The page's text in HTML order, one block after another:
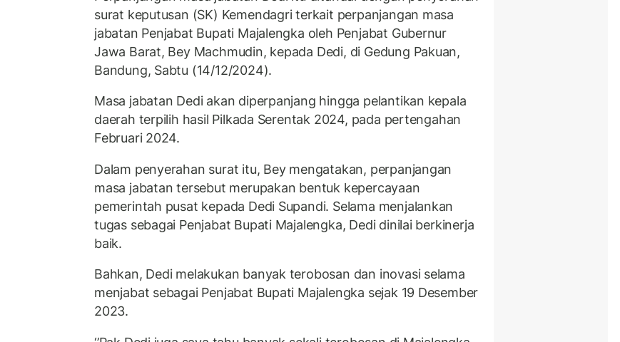
surat keputusan (SK) Kemendagri terkait perpanjangan masa
jabatan Penjabat Bupati Majalengka oleh Penjabat Gubernur
Jawa Barat, Bey Machmudin, kepada Dedi, di Gedung Pakuan,
Bandung, Sabtu (14/12/2024).
Masa jabatan Dedi akan diperpanjang hingga pelantikan kepala
daerah terpilih hasil Pilkada Serentak 2024, pada pertengahan
Februari 2024.
Dalam penyerahan surat itu, Bey mengatakan, perpanjangan
masa jabatan tersebut merupakan bentuk kepercayaan
pemerintah pusat kepada Dedi Supandi. Selama menjalankan
tugas sebagai Penjabat Bupati Majalengka, Dedi dinilai berkinerja
baik.
Bahkan, Dedi melakukan banyak terobosan dan inovasi selama
menjabat sebagai Penjabat Bupati Majalengka sejak 19 Desember
2023.